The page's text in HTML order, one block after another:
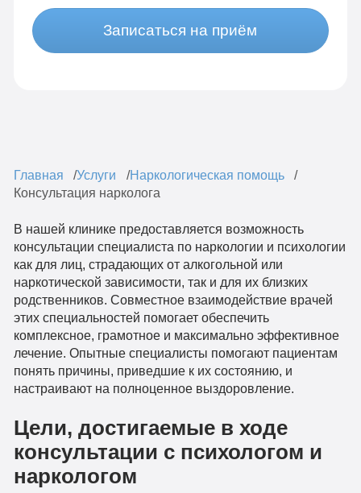
Записаться на приём
Главная Услуги
Наркологическая помощь
Консультация нарколога
В нашей клинике предоставляется возможность
консультации специалиста по наркологии и психологии
как для лиц, страдающих от алкогольной или
наркотической зависимости, так и для их близких
родственников. Совместное взаимодействие врачей
этих специальностей помогает обеспечить
комплексное, грамотное и максимально эффективное
лечение. Опытные специалисты помогают пациентам
понять причины, приведшие к их состоянию, и
настраивают на полноценное выздоровление.
Цели, достигаемые в ходе
консультации с психологом и
наркологом